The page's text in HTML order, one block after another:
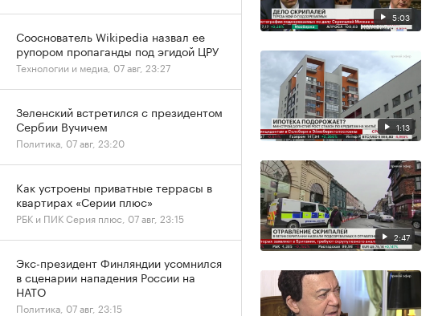
5:03
1:13
2:47
Сооснователь Wikipedia назвал ее
рупором пропаганды под эгидой ЦРУ
Технологии и медиа, 07 авг, 23:27
Зеленский встретился с президентом
Сербии Вучичем
Политика, 07 авг, 23:20
Как устроены приватные террасы в
квартирах «Серии плюс»
РБК и ПИК Серия плюс, 07 авг, 23:15
Экс-президент Финляндии усомнился
в сценарии нападения России на
НАТО
Политика, 07 авг, 23:15